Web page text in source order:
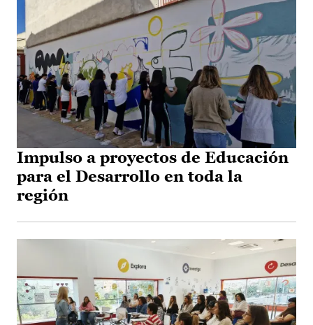
Impulso a proyectos de Educación
para el Desarrollo en toda la
región